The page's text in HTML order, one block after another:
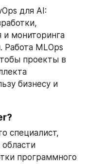
для AI:
и мониторинга
MLOps
проекты в
бизнесу и
специалист,
программного